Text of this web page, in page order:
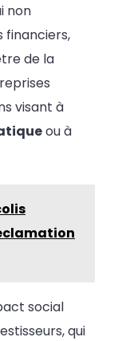
non
de la
visant à
ou à
social
qui